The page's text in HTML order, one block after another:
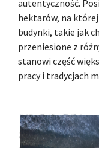
autentyczność.
hektarów, na
budynki, takie jak
przeniesione z
stanowi część
pracy i tradycjach